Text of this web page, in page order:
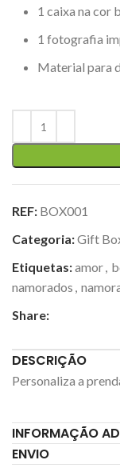
1 caixa na cor
1 fotografia
Material para
REF: BOX001
Categoria:Gift
Etiquetas:amor,
namorados ,
Share:
DESCRIÇÃO
Personaliza a
INFORMAÇÃO
ENVIO